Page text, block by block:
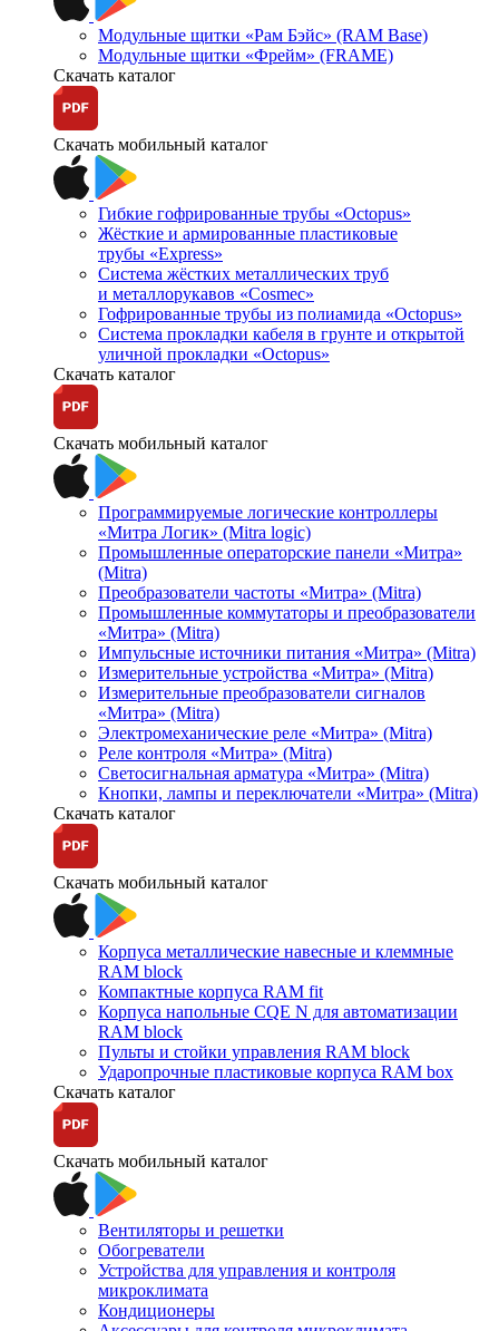
Модульные щитки «Рам Бэйс» (RAM Base)
Модульные щитки «Фрейм» (FRAME)
Скачать каталог
Скачать мобильный каталог
Гибкие гофрированные трубы «Octopus»
Жёсткие и армированные пластиковые
трубы «Express»
Система жёстких металлических труб
и металлорукавов «Cosmec»
Гофрированные трубы из полиамида «Octopus»
Система прокладки кабеля в грунте и открытой
уличной прокладки «Octopus»
Скачать каталог
Скачать мобильный каталог
Программируемые логические контроллеры
«Митра Логик» (Mitra logic)
Промышленные операторские панели «Митра»
(Mitra)
Преобразователи частоты «Митра» (Mitra)
Промышленные коммутаторы и преобразователи
«Митра» (Mitra)
Импульсные источники питания «Митра» (Mitra)
Измерительные устройства «Митра» (Mitra)
Измерительные преобразователи сигналов
«Митра» (Mitra)
Электромеханические реле «Митра» (Mitra)
Реле контроля «Митра» (Mitra)
Светосигнальная арматура «Митра» (Mitra)
Кнопки, лампы и переключатели «Митра» (Mitra)
Скачать каталог
Скачать мобильный каталог
Корпуса металлические навесные и клеммные
RAM block
Компактные корпуса RAM fit
Корпуса напольные CQE N для автоматизации
RAM block
Пульты и стойки управления RAM block
Ударопрочные пластиковые корпуса RAM box
Скачать каталог
Скачать мобильный каталог
Вентиляторы и решетки
Обогреватели
Устройства для управления и контроля
микроклимата
Кондиционеры